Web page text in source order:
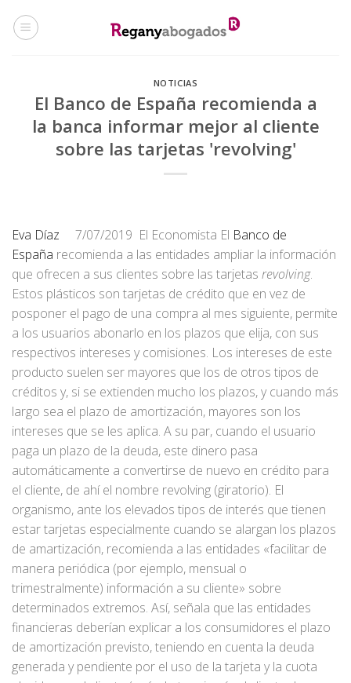
NOTICIAS
El Banco de España recomienda a
la banca informar mejor al cliente
sobre las tarjetas 'revolving'
Eva Díaz 7/07/2019 El Economista El Banco de
España recomienda a las entidades ampliar la información
que ofrecen a sus clientes sobre las tarjetas revolving.
Estos plásticos son tarjetas de crédito que en vez de
posponer el pago de una compra al mes siguiente, permite
a los usuarios abonarlo en los plazos que elija, con sus
respectivos intereses y comisiones. Los intereses de este
producto suelen ser mayores que los de otros tipos de
créditos y, si se extienden mucho los plazos, y cuando más
largo sea el plazo de amortización, mayores son los
intereses que se les aplica. A su par, cuando el usuario
paga un plazo de la deuda, este dinero pasa
automáticamente a convertirse de nuevo en crédito para
el cliente, de ahí el nombre revolving (giratorio). El
organismo, ante los elevados tipos de interés que tienen
estar tarjetas especialmente cuando se alargan los plazos
de amartización, recomienda a las entidades «facilitar de
manera periódica (por ejemplo, mensual o
trimestralmente) información a su cliente» sobre
determinados extremos. Así, señala que las entidades
financieras deberían explicar a los consumidores el plazo
de amortización previsto, teniendo en cuenta la deuda
generada y pendiente por el uso de la tarjeta y la cuota